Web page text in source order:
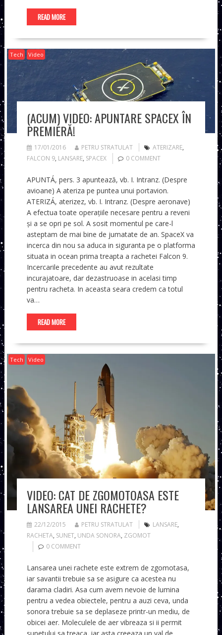
READ MORE
Tech Video
(ACUM) VIDEO: APUNTARE SPACEX ÎN
PREMIERĂ!
17/01/2016 PETRU STRATULAT ATERIZARE,
FALCON 9, LANSARE, SPACEX 0 COMMENT
APUNTÁ, pers. 3 apuntează, vb. I. Intranz. (Despre
avioane) A ateriza pe puntea unui portavion.
ATERIZÁ, aterizez, vb. I. Intranz. (Despre aeronave)
A efectua toate operațiile necesare pentru a reveni
și a se opri pe sol. A sosit momentul pe care-l
asteptam de mai bine de jumatate de an. SpaceX va
incerca din nou sa aduca in siguranta pe o platforma
situata in ocean prima treapta a rachetei Falcon 9.
Incercarile precedente au avut rezultate
incurajatoare, dar dezastruoase in acelasi timp
pentru racheta. In aceasta seara credem ca totul
va…
READ MORE
Tech Video
VIDEO: CAT DE ZGOMOTOASA ESTE
LANSAREA UNEI RACHETE?
22/12/2015 PETRU STRATULAT LANSARE,
RACHETA, SUNET, UNDA SONORA, ZGOMOT
0 COMMENT
Lansarea unei rachete este extrem de zgomotasa,
iar savantii trebuie sa se asigure ca acestea nu
darama cladiri. Asa cum avem nevoie de lumina
pentru a vedea obiectele, pentru a auzi ceva, unda
sonora trebuie sa se deplaseze printr-un mediu, de
obicei aer. Moleculele de aer vibreaza si ii permit